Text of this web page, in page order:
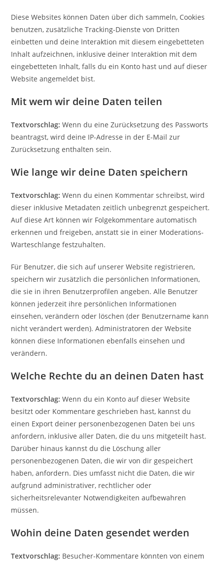
Diese Websites können Daten über dich sammeln, Cookies
benutzen, zusätzliche Tracking-Dienste von Dritten
einbetten und deine Interaktion mit diesem eingebetteten
Inhalt aufzeichnen, inklusive deiner Interaktion mit dem
eingebetteten Inhalt, falls du ein Konto hast und auf dieser
Website angemeldet bist.
Mit wem wir deine Daten teilen
Textvorschlag:Wenn du eine Zurücksetzung des Passworts
beantragst, wird deine IP-Adresse in der E-Mail zur
Zurücksetzung enthalten sein.
Wie lange wir deine Daten speichern
Textvorschlag:Wenn du einen Kommentar schreibst, wird
dieser inklusive Metadaten zeitlich unbegrenzt gespeichert.
Auf diese Art können wir Folgekommentare automatisch
erkennen und freigeben, anstatt sie in einer Moderations-
Warteschlange festzuhalten.
Für Benutzer, die sich auf unserer Website registrieren,
speichern wir zusätzlich die persönlichen Informationen,
die sie in ihren Benutzerprofilen angeben. Alle Benutzer
können jederzeit ihre persönlichen Informationen
einsehen, verändern oder löschen (der Benutzername kann
nicht verändert werden). Administratoren der Website
können diese Informationen ebenfalls einsehen und
verändern.
Welche Rechte du an deinen Daten hast
Textvorschlag:Wenn du ein Konto auf dieser Website
besitzt oder Kommentare geschrieben hast, kannst du
einen Export deiner personenbezogenen Daten bei uns
anfordern, inklusive aller Daten, die du uns mitgeteilt hast.
Darüber hinaus kannst du die Löschung aller
personenbezogenen Daten, die wir von dir gespeichert
haben, anfordern. Dies umfasst nicht die Daten, die wir
aufgrund administrativer, rechtlicher oder
sicherheitsrelevanter Notwendigkeiten aufbewahren
müssen.
Wohin deine Daten gesendet werden
Textvorschlag: Besucher-Kommentare könnten von einem